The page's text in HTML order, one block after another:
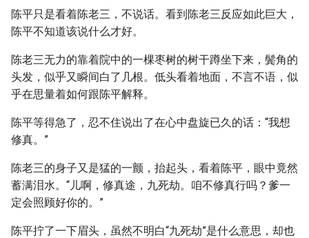
陈平只是看着陈老三，不说话。看到陈老三反应如此巨大，
陈平不知道该说什么才好。
陈老三无力的靠着院中的一棵枣树的树干蹲坐下来，鬓角的
头发，似乎又瞬间白了几根。低头看着地面，不言不语，似
乎在思量着如何跟陈平解释。
陈平等得急了，忍不住说出了在心中盘旋已久的话：“我想
修真。”
陈老三的身子又是猛的一颤，抬起头，看着陈平，眼中竟然
蓄满泪水。“儿啊，修真途，九死劫。咱不修真行吗？爹一
定会照顾好你的。”
陈平拧了一下眉头，虽然不明白“九死劫”是什么意思，却也